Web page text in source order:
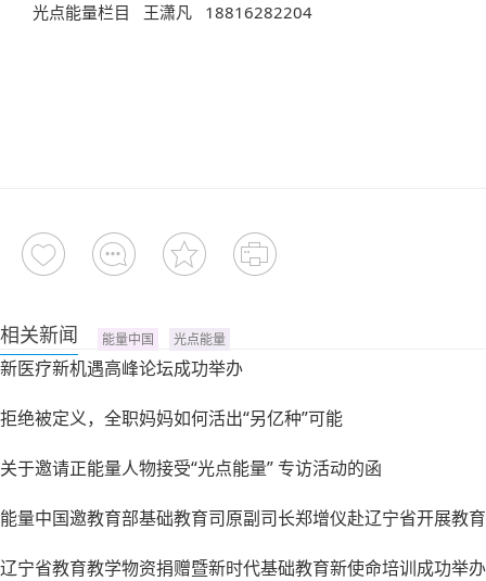
光点能量栏目 王潇凡 18816282204
相关新闻 能量中国 光点能量
新医疗新机遇高峰论坛成功举办
拒绝被定义，全职妈妈如何活出“另亿种”可能
关于邀请正能量人物接受“光点能量” 专访活动的函
能量中国邀教育部基础教育司原副司长郑增仪赴辽宁省开展教
辽宁省教育教学物资捐赠暨新时代基础教育新使命培训成功举办